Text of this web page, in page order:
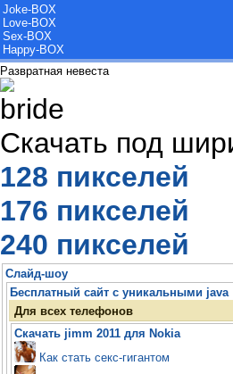
Joke-BOX
Love-BOX
Sex-BOX
Happy-BOX
Развратная невеста
Скачать под
128 пикселей
176 пикселей
240 пикселей
Слайд-шоу
Бесплатный сайт с уникальными java
Для всех телефонов
Скачать jimm 2011 для Nokia
Как стать секс-гигантом